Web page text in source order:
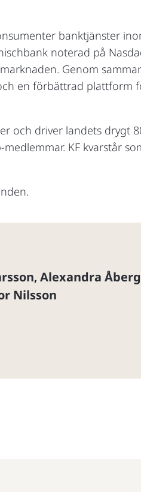
banktjänster
noterad på
Genom
en förbättrad plattform
och driver landets drygt
KF kvarstår
, Alexandra Åberg
Nilsson